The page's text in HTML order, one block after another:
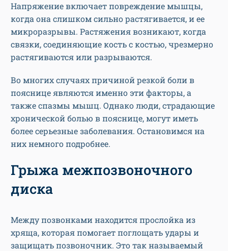
Напряжение включает повреждение мышцы,
когда она слишком сильно растягивается, и ее
микроразрывы. Растяжения возникают, когда
связки, соединяющие кость с костью, чрезмерно
растягиваются или разрываются.
Во многих случаях причиной резкой боли в
пояснице являются именно эти факторы, а
также спазмы мышц. Однако люди, страдающие
хронической болью в пояснице, могут иметь
более серьезные заболевания. Остановимся на
них немного подробнее.
Грыжа межпозвоночного
диска
Между позвонками находится прослойка из
хряща, которая помогает поглощать удары и
защищать позвоночник. Это так называемый